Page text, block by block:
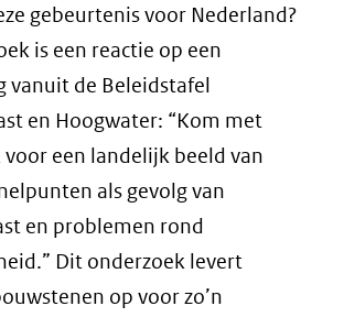
gebeurtenis voor Nederland?
is een reactie op een
vanuit de Beleidstafel
en Hoogwater: “Kom met
voor een landelijk beeld van
als gevolg van
en problemen rond
Dit onderzoek levert
op voor zo’n